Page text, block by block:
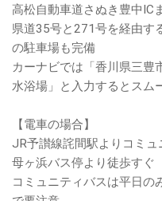
高松自動車道さぬき豊中IC
県道35号と271号を経由す
の駐車場も完備
カーナビでは「香川県三
水浴場」と入力するとスム
【電車の場合】
JR予讃線詫間駅よりコミ
母ヶ浜バス停より徒歩すぐ
コミュニティバスは平日の